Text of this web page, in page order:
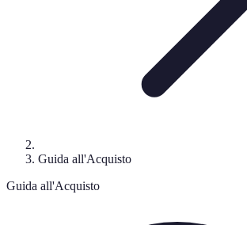
Guida all'Acquisto
Guida all'Acquisto